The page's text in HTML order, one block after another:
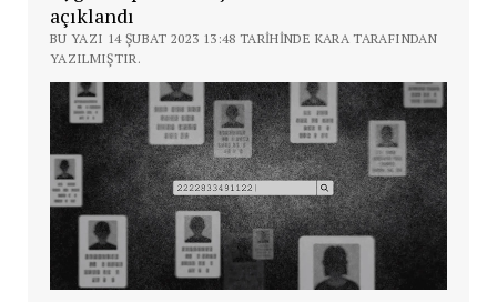
açıklandı
BU YAZI 14 ŞUBAT 2023 13:48 TARIHINDE KARA TARAFINDAN
YAZILMIŞTIR.